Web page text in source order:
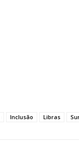
Inclusão Libras